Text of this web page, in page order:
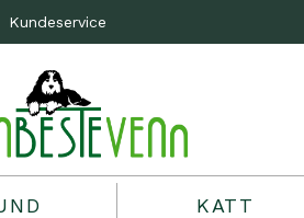
Kundeservice
KATT